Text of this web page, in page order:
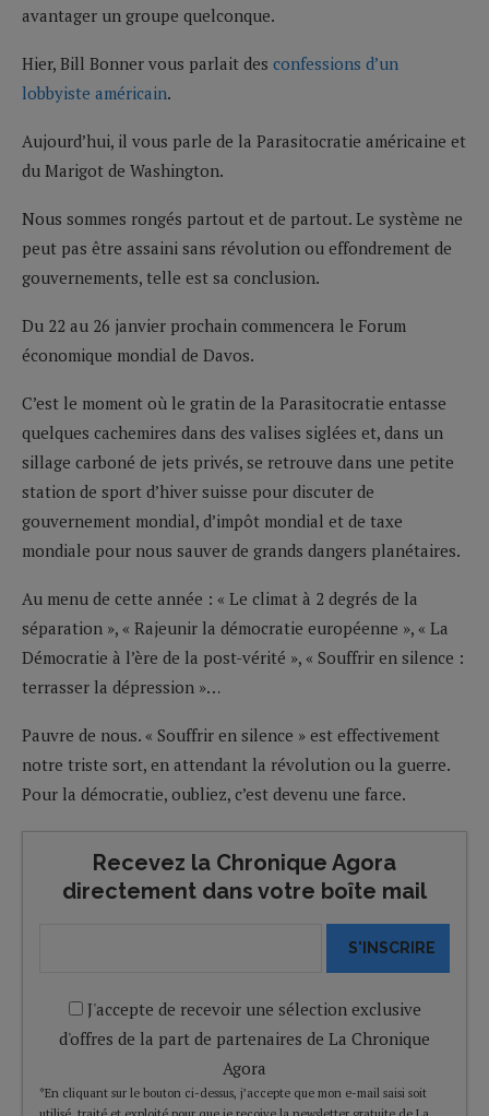
avantager un groupe quelconque.
Hier, Bill Bonner vous parlait des confessions d’un
lobbyiste américain.
Aujourd’hui, il vous parle de la Parasitocratie américaine et
du Marigot de Washington.
Nous sommes rongés partout et de partout. Le système ne
peut pas être assaini sans révolution ou effondrement de
gouvernements, telle est sa conclusion.
Du 22 au 26 janvier prochain commencera le Forum
économique mondial de Davos.
C’est le moment où le gratin de la Parasitocratie entasse
quelques cachemires dans des valises siglées et, dans un
sillage carboné de jets privés, se retrouve dans une petite
station de sport d’hiver suisse pour discuter de
gouvernement mondial, d’impôt mondial et de taxe
mondiale pour nous sauver de grands dangers planétaires.
Au menu de cette année : « Le climat à 2 degrés de la
séparation », « Rajeunir la démocratie européenne », « La
Démocratie à l’ère de la post-vérité », « Souffrir en silence :
terrasser la dépression »…
Pauvre de nous. « Souffrir en silence » est effectivement
notre triste sort, en attendant la révolution ou la guerre.
Pour la démocratie, oubliez, c’est devenu une farce.
Recevez la Chronique Agora
directement dans votre boîte mail
S'INSCRIRE
J'accepte de recevoir une sélection exclusive
d'offres de la part de partenaires de La Chronique
Agora
*En cliquant sur le bouton ci-dessus, j’accepte que mon e-mail saisi soit